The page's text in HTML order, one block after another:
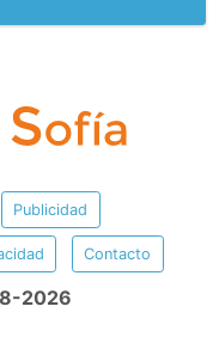
Publicidad
Contacto
2026